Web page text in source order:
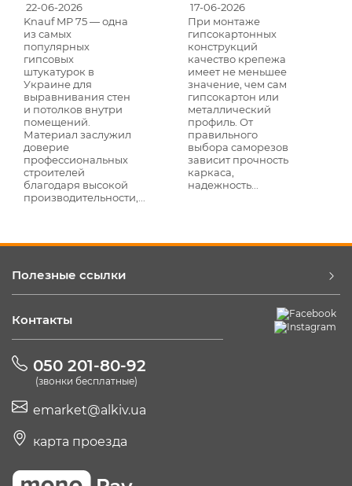
22-06-2026
Knauf MP 75 — одна
из самых
популярных
гипсовых
штукатурок в
Украине для
выравнивания стен
и потолков внутри
помещений.
Материал заслужил
доверие
профессиональных
строителей
благодаря высокой
производительности,...
17-06-2026
При монтаже
гипсокартонных
конструкций
качество крепежа
имеет не меньшее
значение, чем сам
гипсокартон или
металлический
профиль. От
правильного
выбора саморезов
зависит прочность
каркаса,
надежность...
Полезные ссылки
Контакты
050 201-80-92
(звонки бесплатные)
emarket@alkiv.ua
карта проезда